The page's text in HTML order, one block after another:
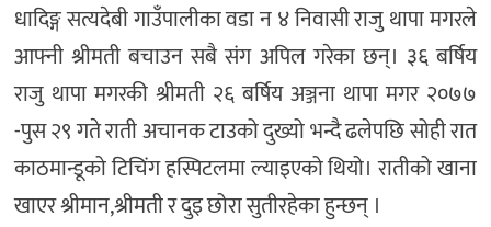
धादिङ्ग सत्यदेबी गाउँपालीका वडा न ४ निवासी राजु थापा मगरले
आफ्नी श्रीमती बचाउन सबै संग अपिल गरेका छन्। ३६ बर्षिय
राजु थापा मगरकी श्रीमती २६ बर्षिय अञ्जना थापा मगर २०७७
-पुस २९ गते राती अचानक टाउको दुख्यो भन्दै ढलेपछि सोही रात
काठमान्डूको टिचिंग हस्पिटलमा ल्याइएको थियो। रातीको खाना
खाएर श्रीमान,श्रीमती र दुइ छोरा सुतीरहेका हुन्छन् ।